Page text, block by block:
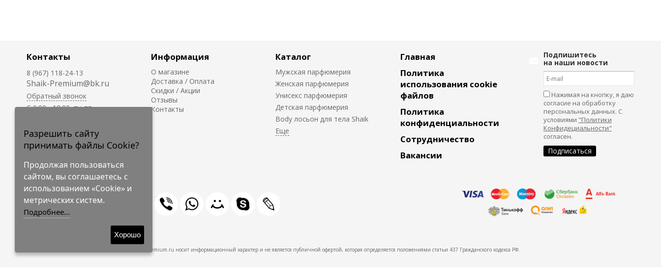
Контакты
8 (967) 118-24-13
Shaik-Premium@bk.ru
Обратный звонок
C 9:00 - 18:00, пн-пт
круглосуточно.
Информация
О магазине
Доставка / Оплата
Скидки / Акции
Отзывы
Контакты
Каталог
Мужская парфюмерия
Женская парфюмерия
Унисекс парфюмерия
Детская парфюмерия
Body лосьон для тела Shaik
Главная
Политика
использования cookie
файлов
Политика
конфиденциальности
Сотрудничество
Вакансии
Подпишитесь
на наши новости
Нажимая на кнопку, я даю
согласие на обработку
персональных данных. С
условиями "Политики
Конфидециальности"
согласен.
© 2009-2026 Shaik-Premium
Shaik-Premium.ru носит информационный характер и не является публичной офертой, которая определяется положениями статьи 437 Гражданского кодекса РФ.
Разрешить сайту
принимать файлы Cookie?
Продолжая пользоваться
сайтом, вы соглашаетесь с
использованием «Cookie» и
метрических систем.
Подробнее...
Хорошо